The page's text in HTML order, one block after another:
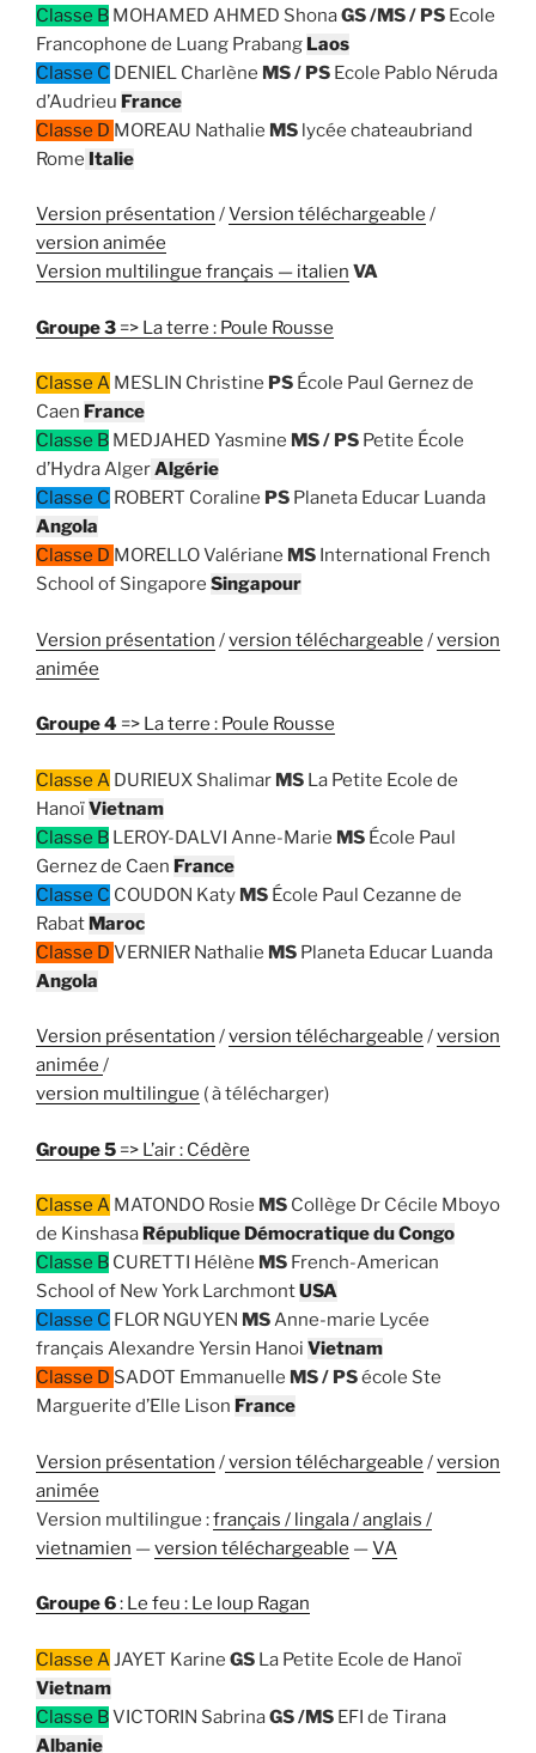
Classe B MOHAMED AHMED ShonaGS /MS / PS Ecole
Francophone de Luang Prabang Laos
Classe C DENIEL Charlène MS / PS Ecole Pablo Néruda
d’Audrieu France
Classe D MOREAU Nathalie MS lycée chateaubriand
Rome Italie
Version présentation /Version téléchargeable /
version animée
Version multilingue français — italien VA
Groupe 3 => La terre : Poule Rousse
Classe A MESLIN Christine PS École Paul Gernez de
Caen France
Classe B MEDJAHED Yasmine MS / PS Petite École
d’Hydra AlgerAlgérie
Classe C ROBERT Coraline PS Planeta Educar Luanda
Angola
Classe D MORELLO Valériane MS International French
School of Singapore Singapour
Version présentation /version téléchargeable /version
animée
Groupe 4 => La terre : Poule Rousse
Classe A DURIEUX Shalimar MS La Petite Ecole de
HanoïVietnam
Classe B LEROY-DALVI Anne-Marie MS École Paul
Gernez de Caen France
Classe C COUDON Katy MS École Paul Cezanne de
Rabat Maroc
Classe D VERNIER Nathalie MS Planeta Educar Luanda
Angola
Version présentation /version téléchargeable /version
animée /
version multilingue ( à télécharger)
Groupe 5 => L’air : Cédère
Classe A MATONDO Rosie MS Collège Dr Cécile Mboyo
de Kinshasa République Démocratique du Congo
Classe B CURETTI Hélène MS French-American
School of New York LarchmontUSA
Classe C FLOR NGUYEN MSAnne-marie Lycée
français Alexandre Yersin Hanoi Vietnam
Classe D SADOT Emmanuelle MS / PSécole Ste
Marguerite d’Elle Lison France
Version présentation /version téléchargeable /version
animée
Version multilingue :français / lingala / anglais /
vietnamien —version téléchargeable —VA
Groupe 6: Le feu : Le loup Ragan
Classe A JAYET Karine GS La Petite Ecole de Hanoï
Vietnam
Classe BVICTORIN SabrinaGS /MS EFI de Tirana
Albanie